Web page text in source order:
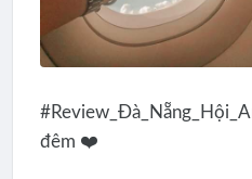
đêm ❤️